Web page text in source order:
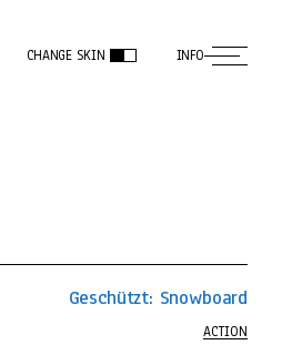
CHANGE SKIN INFO
Geschützt: Snowboard
ACTION